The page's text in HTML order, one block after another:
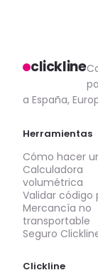
clickline
a España,
Herramientas
Cómo hacer
Calculadora
volumétrica
Validar código
Mercancía no
transportable
Seguro
Clickline